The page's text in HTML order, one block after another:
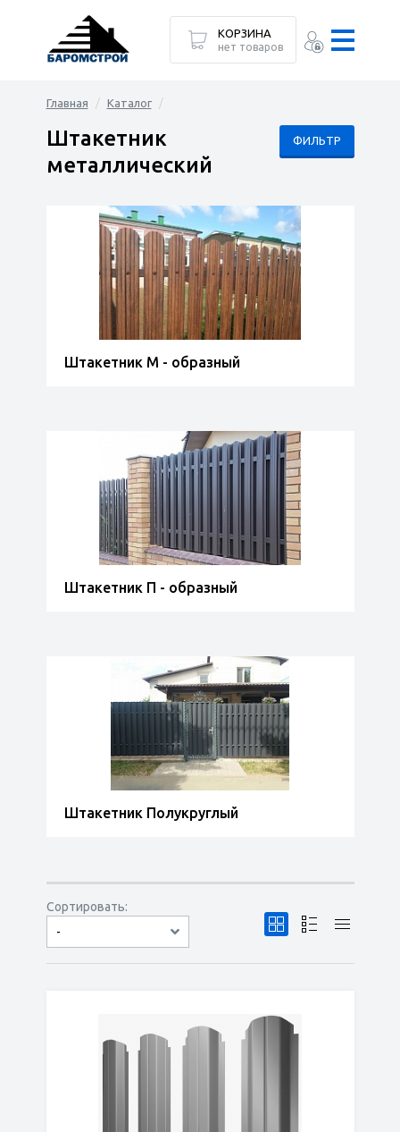
Главная Каталог
ФИЛЬТР
Штакетник
металлический
Штакетник М - образный
Штакетник П - образный
Штакетник Полукруглый
Сортировать:
-
по популярности
сначала дешёвые
сначала дорогие
КОРЗИНА
нет товаров